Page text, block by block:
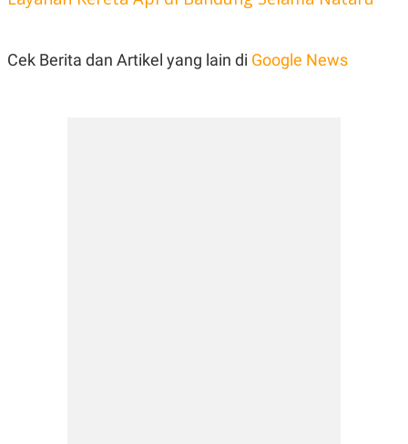
Cek Berita dan Artikel yang lain di Google News